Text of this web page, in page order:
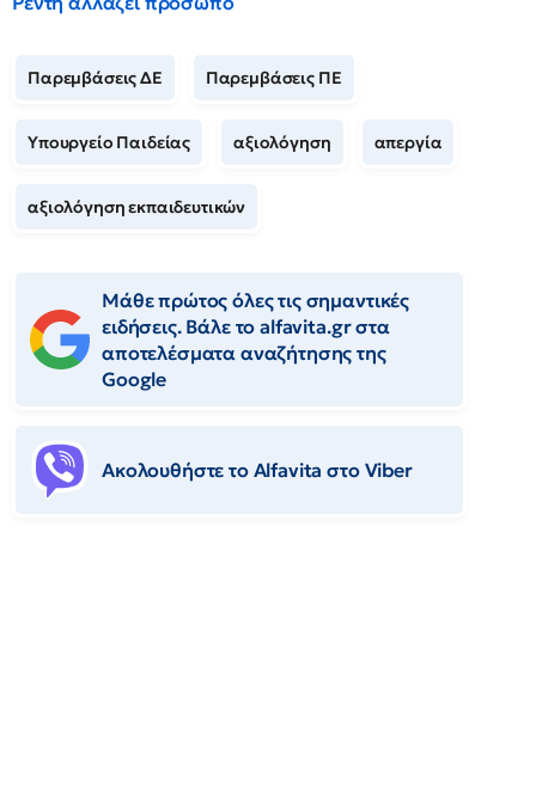
Παρεμβάσεις ΔΕ Παρεμβάσεις ΠΕ
Υπουργείο Παιδείας αξιολόγηση απεργία
αξιολόγηση εκπαιδευτικών
Μάθε πρώτος όλες τις σημαντικές
ειδήσεις. Βάλε το alfavita.gr στα
αποτελέσματα αναζήτησης της
Google
Ακολουθήστε το Αlfavita στο Viber